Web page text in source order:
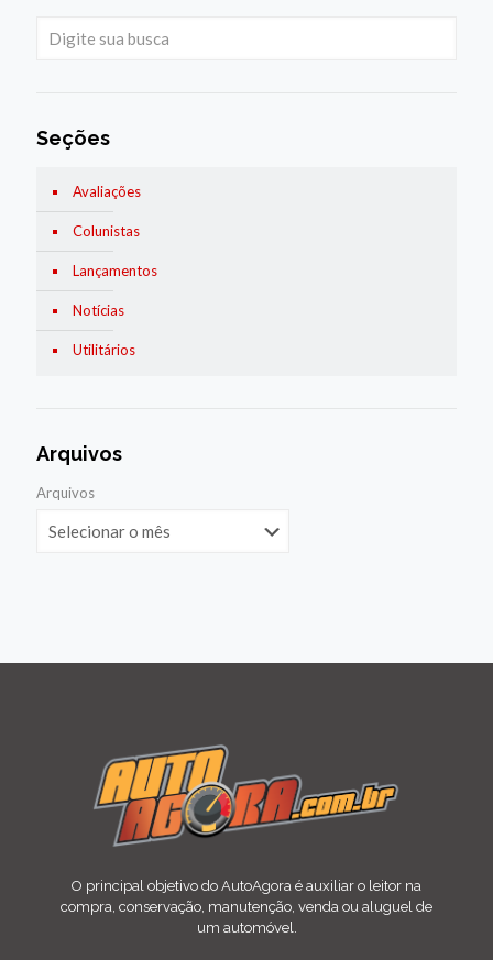
Seções
Avaliações
Colunistas
Lançamentos
Notícias
Utilitários
Arquivos
Arquivos
O principal objetivo do AutoAgora é auxiliar o leitor na
compra, conservação, manutenção, venda ou aluguel de
um automóvel.